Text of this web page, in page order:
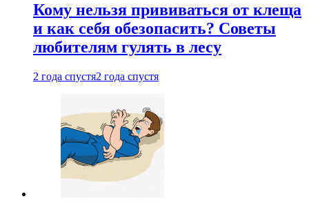
Кому нельзя прививаться от клеща
и как себя обезопасить? Советы
любителям гулять в лесу
2 года спустя2 года спустя